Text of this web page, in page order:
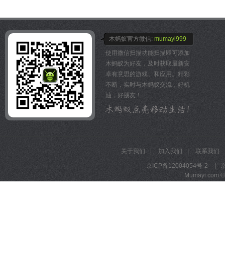
过期自动退，"拉手"不需手
【关于拉手】拉手网（
3月18日。上拉手网，对
酒店、旅游、生活服务、
务一览无余，还有各类超
兑换券。团购之后，还可
值或积分。
官方网站：
客服电话：4000-517-317
★ 轻松"发现"周边美食图
★ 和好友分享餐厅和图片,
炫耀你遍及各地的吃货足
★ 通过语音搜索餐厅,想吃
辣","想吃水煮鱼"...;
★ 收藏的餐厅有优惠券和
新浪微博 @食神摇摇
腾讯微博 @食神摇摇
木蚂蚁官方微信: mumayi999
使用微信扫描功能扫描即可添加
木蚂蚁为好友，及时获取最新安
卓有意思的游戏、和应用。精彩
不断，实时与木蚂蚁交流，好机
油，好朋友！
关于我们 加入我们 联系我们
京ICP备12004054号-2
Mumayi.com